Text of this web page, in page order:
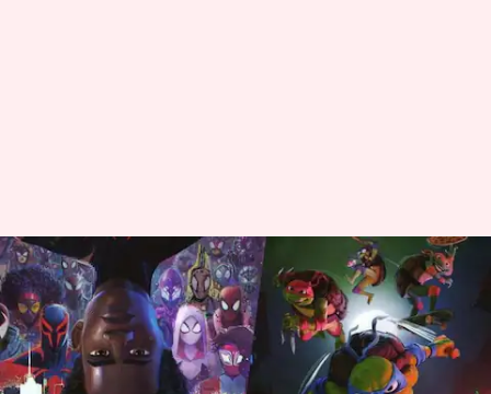
5 Film Animasi Hollywood Yang
Wajib Anda Tonton
menulis Handoko Aug 08, 2023 11:21 am